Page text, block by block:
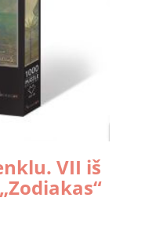
VII iš